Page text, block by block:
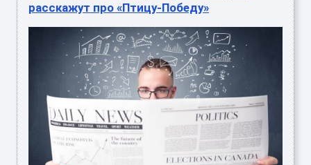
расскажут про «Птицу-Победу»